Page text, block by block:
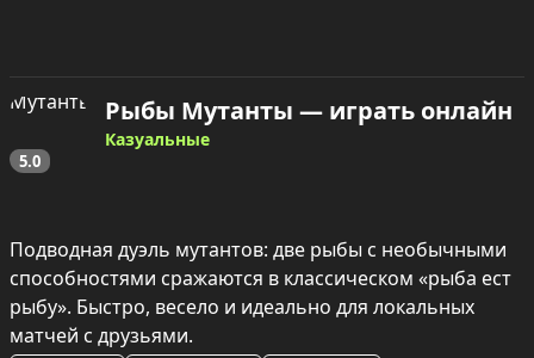
5.0
Рыбы Мутанты — играть онлайн
Казуальные
Подводная дуэль мутантов: две рыбы с необычными
способностями сражаются в классическом «рыба ест
рыбу». Быстро, весело и идеально для локальных
матчей с друзьями.